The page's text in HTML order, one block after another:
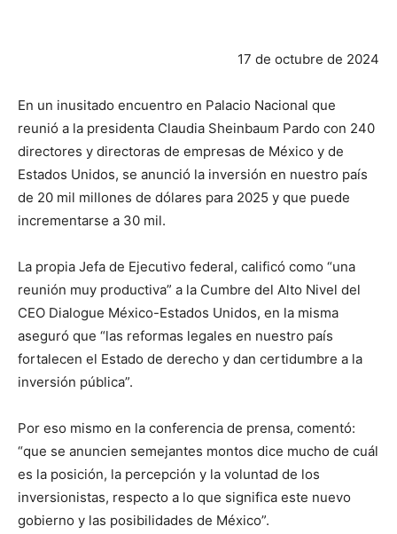
17 de octubre de 2024
En un inusitado encuentro en Palacio Nacional que
reunió a la presidenta Claudia Sheinbaum Pardo con 240
directores y directoras de empresas de México y de
Estados Unidos, se anunció la inversión en nuestro país
de 20 mil millones de dólares para 2025 y que puede
incrementarse a 30 mil.
La propia Jefa de Ejecutivo federal, calificó como “una
reunión muy productiva” a la Cumbre del Alto Nivel del
CEO Dialogue México-Estados Unidos, en la misma
aseguró que “las reformas legales en nuestro país
fortalecen el Estado de derecho y dan certidumbre a la
inversión pública”.
Por eso mismo en la conferencia de prensa, comentó:
“que se anuncien semejantes montos dice mucho de cuál
es la posición, la percepción y la voluntad de los
inversionistas, respecto a lo que significa este nuevo
gobierno y las posibilidades de México”.